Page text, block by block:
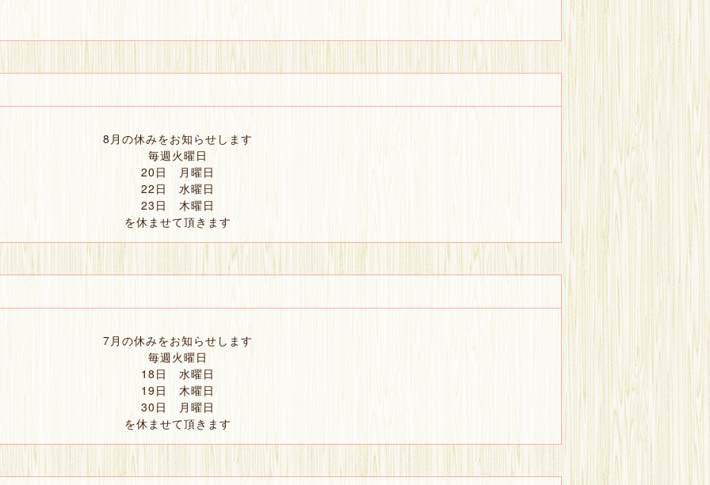
8月の休みをお知らせします
毎週火曜日
20日 月曜日
22日 水曜日
23日 木曜日
を休ませて頂きます
7月の休みをお知らせします
毎週火曜日
18日 水曜日
19日 木曜日
30日 月曜日
を休ませて頂きます